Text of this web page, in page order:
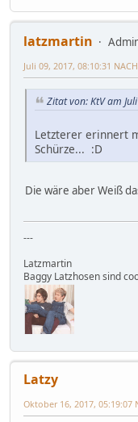
latzmartin
Juli 09, 2017, 08:10:31
Zitat von: KtV am
Letzterer erinnert
Schürze... :D
Die wäre aber Weiß
---
Latzmartin
Baggy Latzhosen sind
Latzy
Oktober 16, 2017, 05:19:07